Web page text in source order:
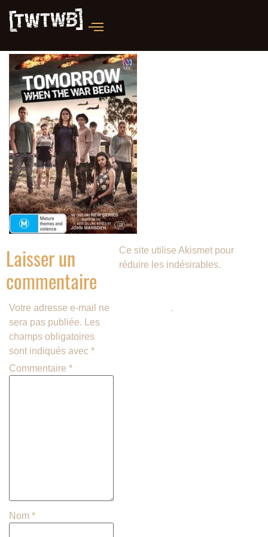
Laisser un
commentaire
Votre adresse e-mail ne
sera pas publiée.
Les
champs obligatoires
sont indiqués avec *
Commentaire *
Nom *
Ce site utilise Akismet pour
réduire les indésirables.
.